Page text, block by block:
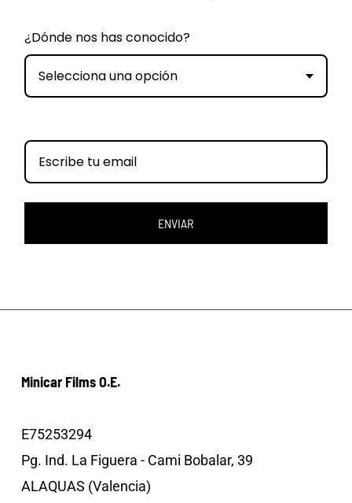
¿Dónde nos has conocido?
Selecciona una opción
ENVIAR
Minicar Films O.E.
E75253294
Pg. Ind. La Figuera - Cami Bobalar, 39
ALAQUAS (Valencia)